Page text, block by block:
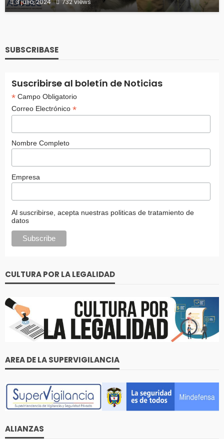
SUBSCRIBASE
Suscribirse al boletín de Noticias
*Campo Obligatorio
Correo Electrónico *
Nombre Completo
Empresa
Al suscribirse, acepta nuestras politicas de tratamiento de
datos
CULTURA POR LA LEGALIDAD
AREA DE LA SUPERVIGILANCIA
ALIANZAS